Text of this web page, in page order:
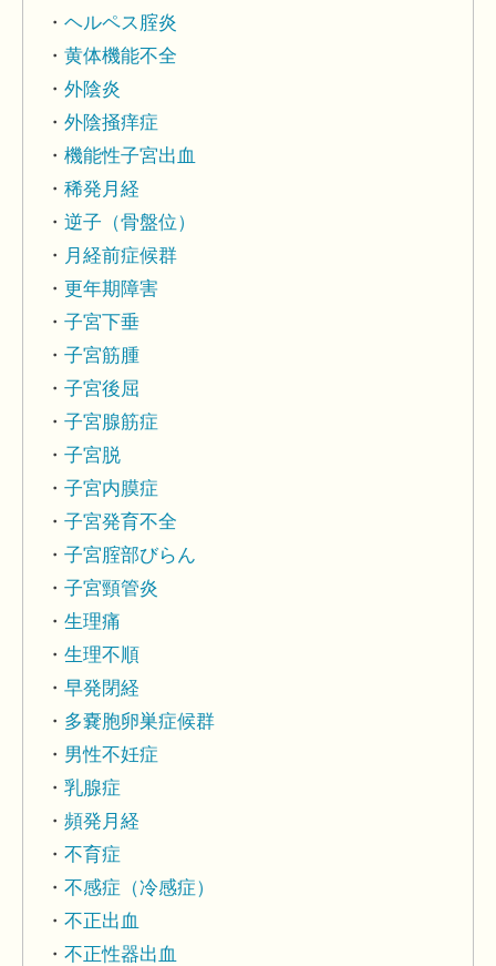
ヘルペス腟炎
黄体機能不全
外陰炎
外陰掻痒症
機能性子宮出血
稀発月経
逆子（骨盤位）
月経前症候群
更年期障害
子宮下垂
子宮筋腫
子宮後屈
子宮腺筋症
子宮脱
子宮内膜症
子宮発育不全
子宮腟部びらん
子宮頸管炎
生理痛
生理不順
早発閉経
多嚢胞卵巣症候群
男性不妊症
乳腺症
頻発月経
不育症
不感症（冷感症）
不正出血
不正性器出血